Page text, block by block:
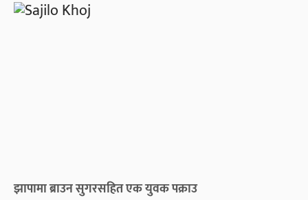
झापामा ब्राउन सुगरसहित एक युवक पक्राउ